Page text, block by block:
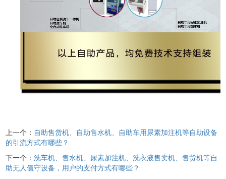
上一个： 自助售货机、自助售水机、自助车用尿素加注机等自助设备
的引流方式有哪些？
下一个：洗车机、售水机、尿素加注机、洗衣液售卖机、售货机等自
助无人值守设备，用户的支付方式有哪些？